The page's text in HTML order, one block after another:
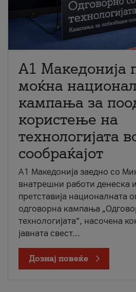
A1 Македонија
моќна
кампања за
користење на
технологијата
сообраќајот
A1 Македонија заедно со
внатрешни работи денеска
претставија националната
одговорна кампања
технологијата“, насочена
јавната свест...
Дознај повеќе